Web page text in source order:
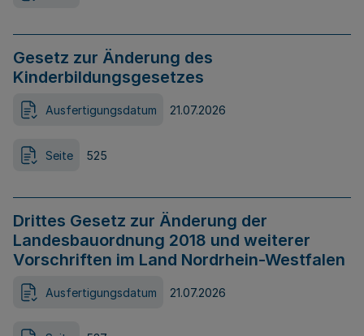
Gesetz zur Änderung des
Kinderbildungsgesetzes
Ausfertigungsdatum 21.07.2026
Seite 525
Drittes Gesetz zur Änderung der
Landesbauordnung 2018 und weiterer
Vorschriften im Land Nordrhein-Westfalen
Ausfertigungsdatum 21.07.2026